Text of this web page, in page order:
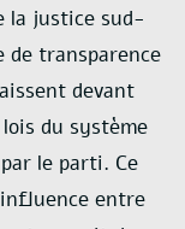
la justice sud-
transparence
devant
du système
le parti. Ce
entre